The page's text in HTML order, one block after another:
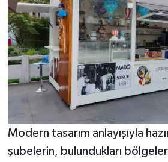
Modern tasarım anlayışıyla
şubelerin, bulundukları